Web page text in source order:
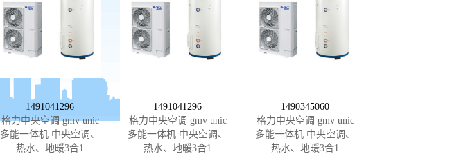
1491041296
格力中央空调 gmv unic
多能一体机 中央空调、
热水、地暖3合1
1491041296
格力中央空调 gmv unic
多能一体机 中央空调、
热水、地暖3合1
1490345060
格力中央空调 gmv unic
多能一体机 中央空调、
热水、地暖3合1